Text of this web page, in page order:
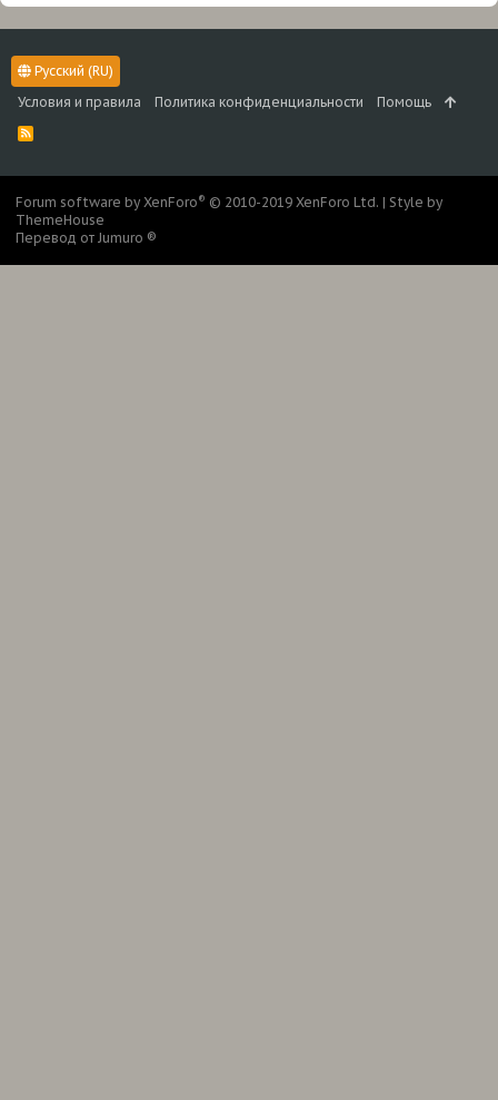
Русский (RU)
Условия и правила
Политика конфиденциальности Помощь
R
S
Forum software by XenForo® © 2010-2019 XenForo Ltd. | Style by
ThemeHouse
Перевод от Jumuro ®